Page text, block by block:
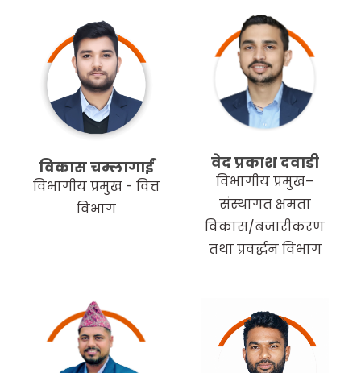
विकास चम्लागाईं
विभागीय प्रमुख - वित्त
विभाग
वेद प्रकाश दवाडी
विभागीय प्रमुख–
संस्थागत क्षमता
विकास/बजारीकरण
तथा प्रवर्द्धन विभाग